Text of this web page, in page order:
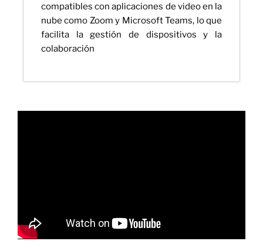
compatibles con aplicaciones de video en la
nube como Zoom y Microsoft Teams, lo que
facilita la gestión de dispositivos y la
colaboración